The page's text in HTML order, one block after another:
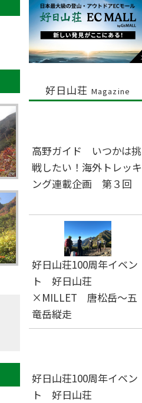
好日山荘 Magazine
高野ガイド いつかは挑
戦したい！海外トレッキ
ング連載企画 第３回
好日山荘100周年イベン
ト 好日山荘
×MILLET 唐松岳～五
竜岳縦走
好日山荘100周年イベン
ト 好日山荘